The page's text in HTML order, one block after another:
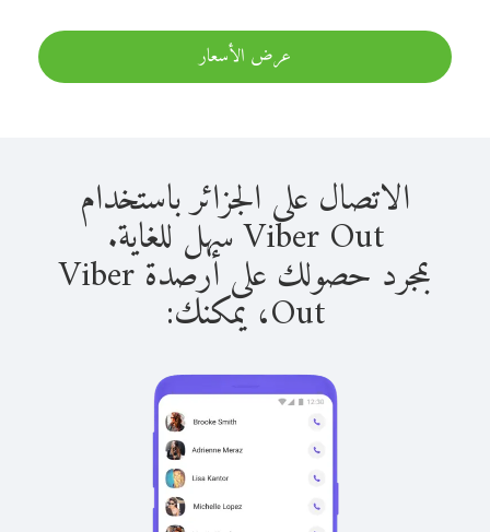
عرض الأسعار
الاتصال على الجزائر باستخدام
Viber Out سهل للغاية.
بمجرد حصولك على أرصدة Viber
Out، يمكنك: